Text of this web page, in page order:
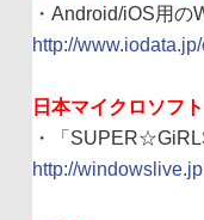
・Android/iOS用
http://
日本マイクロソフト
・「
http://